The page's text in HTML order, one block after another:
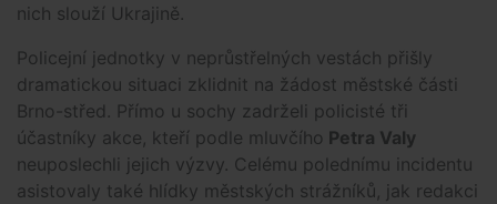
nich slouží Ukrajině.
Policejní jednotky v neprůstřelných vestách přišly
dramatickou situaci zklidnit na žádost městské části
Brno-střed. Přímo u sochy zadrželi policisté tři
účastníky akce, kteří podle mluvčího Petra Valy
neuposlechli jejich výzvy. Celému polednímu incidentu
asistovaly také hlídky městských strážníků, jak redakci